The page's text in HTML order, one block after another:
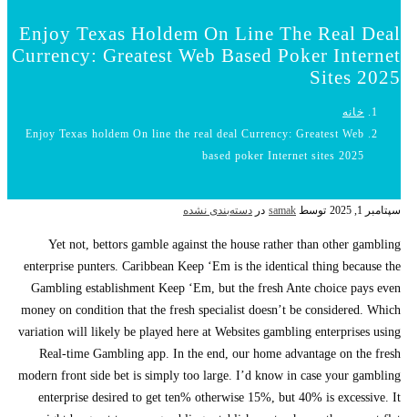
Enjoy Texas Holdem On Line The Real Deal
Currency: Greatest Web Based Poker Internet
Sites 2025
خانه
Enjoy Texas holdem On line the real deal Currency: Greatest Web
based poker Internet sites 2025
سپتامبر 1, 2025 توسط samak در دسته‌بندی نشده
Yet not, bettors gamble against the house rather than other gambling
enterprise punters. Caribbean Keep ‘Em is the identical thing because the
Gambling establishment Keep ‘Em, but the fresh Ante choice pays even
money on condition that the fresh specialist doesn’t be considered. Which
variation will likely be played here at Websites gambling enterprises using
Real-time Gambling app. In the end, our home advantage on the fresh
modern front side bet is simply too large. I’d know in case your gambling
enterprise desired to get ten% otherwise 15%, but 40% is excessive. It